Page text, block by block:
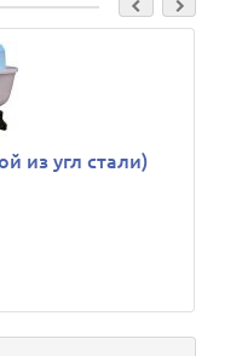
из угл стали)